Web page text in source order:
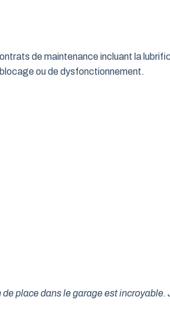
de maintenance incluant la
ou de dysfonctionnement.
place dans le garage est